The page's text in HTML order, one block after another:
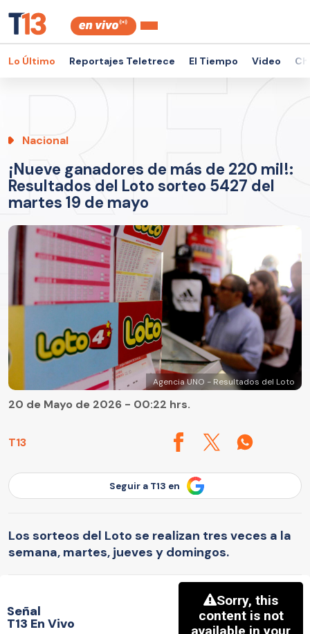
Lo Último Reportajes Teletrece El Tiempo Video
Nacional
¡Nueve ganadores de más de 220 mil!:
Resultados del Loto sorteo 5427 del
martes 19 de mayo
Agencia UNO - Resultados del Loto
T13
20 de Mayo de 2026 - 00:22 hrs.
Seguir a T13 en
Los sorteos del Loto se realizan tres veces a la
semana, martes, jueves y domingos.
Señal
T13 En Vivo